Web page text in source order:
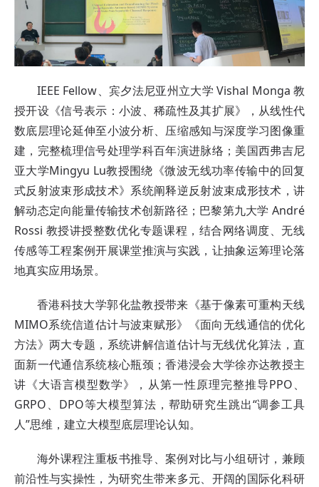
IEEE Fellow、宾夕法尼亚州立大学 Vishal Monga 教
授开设《信号表示：小波、稀疏性及其扩展》，从线性代
数底层理论延伸至小波分析、压缩感知与深度学习图像重
建，完整梳理信号处理学科百年演进脉络；美国西弗吉尼
亚大学Mingyu Lu教授围绕《微波无线功率传输中的回复
式反射波束形成技术》系统阐释逆反射波束成形技术，讲
解动态定向能量传输技术创新路径；巴黎第九大学 André
Rossi 教授讲授整数优化专题课程，结合网络调度、无线
传感等工程案例开展课堂推演与实践，让抽象运筹理论落
地真实应用场景。
香港科技大学郭化盐教授带来《基于像素可重构天线
MIMO系统信道估计与波束赋形》《面向无线通信的优化
方法》两大专题，系统讲解信道估计与无线优化算法，直
面新一代通信系统核心瓶颈；香港浸会大学徐亦达教授主
讲《大语言模型数学》，从第一性原理完整推导PPO、
GRPO、DPO等大模型算法，帮助研究生跳出“调参工具
人”思维，建立大模型底层理论认知。
海外课程注重板书推导、案例对比与小组研讨，兼顾
前沿性与实操性，为研究生带来多元、开阔的国际化科研